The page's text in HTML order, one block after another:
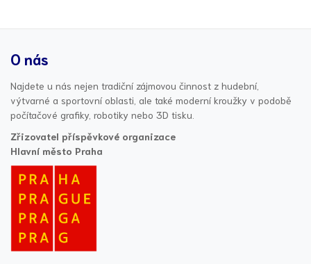
O nás
Najdete u nás nejen tradiční zájmovou činnost z hudební,
výtvarné a sportovní oblasti, ale také moderní kroužky v podobě
počítačové grafiky, robotiky nebo 3D tisku.
Zřizovatel příspěvkové organizace
Hlavní město Praha